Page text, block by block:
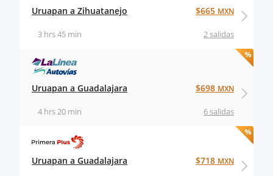
Uruapan a Zihuatanejo
2 salidas
3 hrs 45 min
$665 MXN
Uruapan a Guadalajara
6 salidas
4 hrs 20 min
$698 MXN
Uruapan a Guadalajara $718 MXN